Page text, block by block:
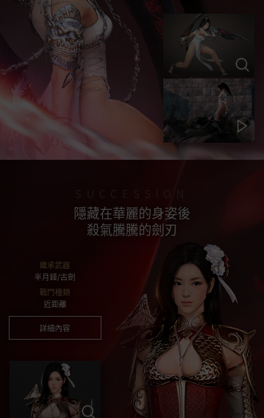
隱藏在華麗的身姿後
殺氣騰騰的劍刃
繼承武器
半月錘/古劍
戰鬥種類
近距離
詳細內容